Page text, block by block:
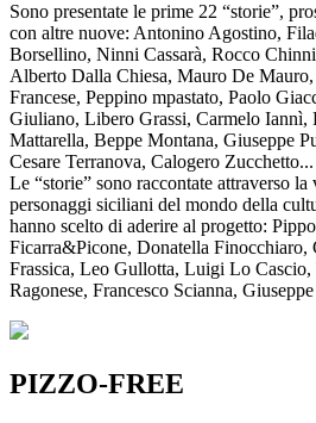
Sono presentate le prime 22 “storie”,
con altre nuove: Antonino Agostino,
Borsellino, Ninni Cassarà, Rocco
Alberto Dalla Chiesa, Mauro De
Francese, Peppino mpastato, Paolo
Giuliano, Libero Grassi, Carmelo Iannì,
Mattarella, Beppe Montana, Giuseppe
Cesare Terranova, Calogero
Le “storie” sono raccontate attraverso
personaggi siciliani del mondo della
hanno scelto di aderire al progetto:
Ficarra&Picone, Donatella
Frassica, Leo Gullotta, Luigi Lo Cascio,
Ragonese, Francesco Scianna,
PIZZO-FREE